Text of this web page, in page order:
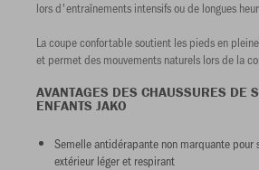
lors d'entraînements intensifs ou de longues
La coupe confortable soutient les pieds en
et permet des mouvements naturels lors de la
AVANTAGES DES CHAUSSURES DE
ENFANTS JAKO
Semelle antidérapante non marquante pour
extérieur léger et respirant